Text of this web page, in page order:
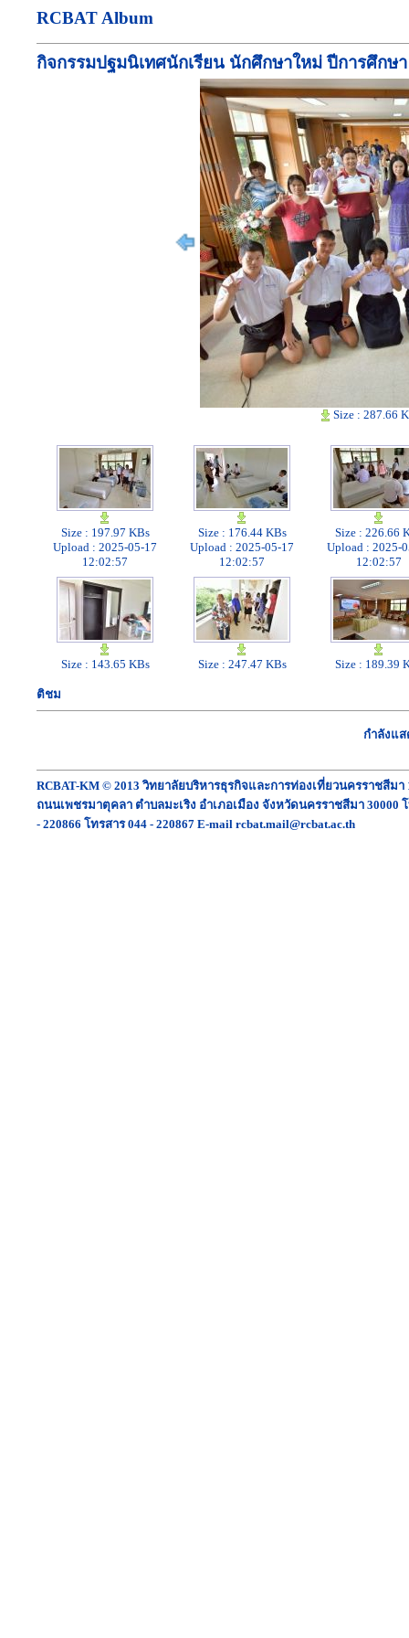
RCBAT Album
กิจกรรมปฐมนิเทศนักเรียน นักศึกษาใหม่ ปีการศึกษา
ติชม
กำลังแ
RCBAT-KM © 2013 วิทยาลัยบริหารธุรกิจและการท่องเที่ยวนครราชสีมา
ถนนเพชรมาตุคลา ตำบลมะเริง อำเภอเมือง จังหวัดนครราชสีมา 30000
- 220866 โทรสาร 044 - 220867 E-mail rcbat.mail@rcbat.ac.th